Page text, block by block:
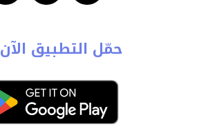
حمّل التطبيق الآن